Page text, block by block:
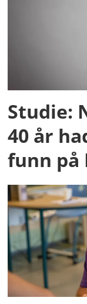
Studie:
40 år
funn på